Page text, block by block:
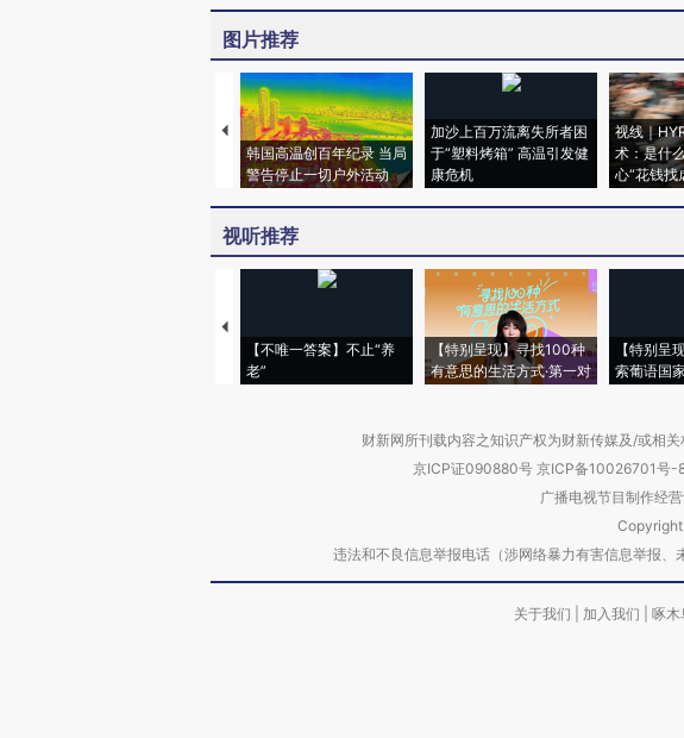
图片推荐
韩国高温创百年纪录 当局
警告停止一切户外活动
加沙上百万流离失所者困
于“塑料烤箱” 高温引发健
康危机
视线｜
术：是什
心“花钱找
视听推荐
【不唯一答案】不止“养
老”
【特别呈现】寻找100种
有意思的生活方式·第一对
【特别呈
索葡语国
财新网所刊载内容之知识产权为财新传媒及/或相
京ICP证090880号 京ICP备10026701号-
广播电视节目制作经
Copyright
违法和不良信息举报电话（涉网络暴力有害信息举报
关于我们 加入我们 啄木